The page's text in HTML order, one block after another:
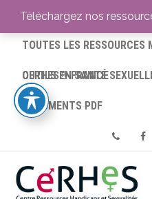
ACCUEIL
TOUTES LES
CERHES® FRANCE
OUTILS EN SANTÉ
DOCUMENTS PDF
Phone
Téléchargez nos